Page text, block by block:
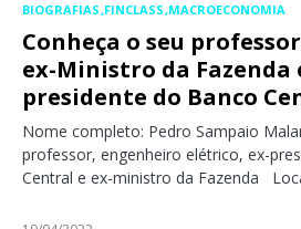
BIOGRAFIAS FINCLASS MACROECONOMIA
Conheça o seu
ex-Ministro da Fazenda
presidente do Banco
Nome completo: Pedro Sampaio
professor, engenheiro elétrico, ex-
Central e ex-ministro da Fazenda